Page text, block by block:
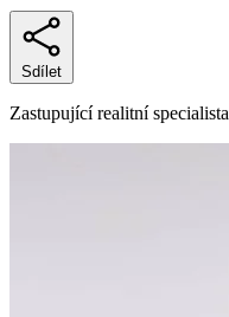
Sdílet
Zastupující realitní specialista